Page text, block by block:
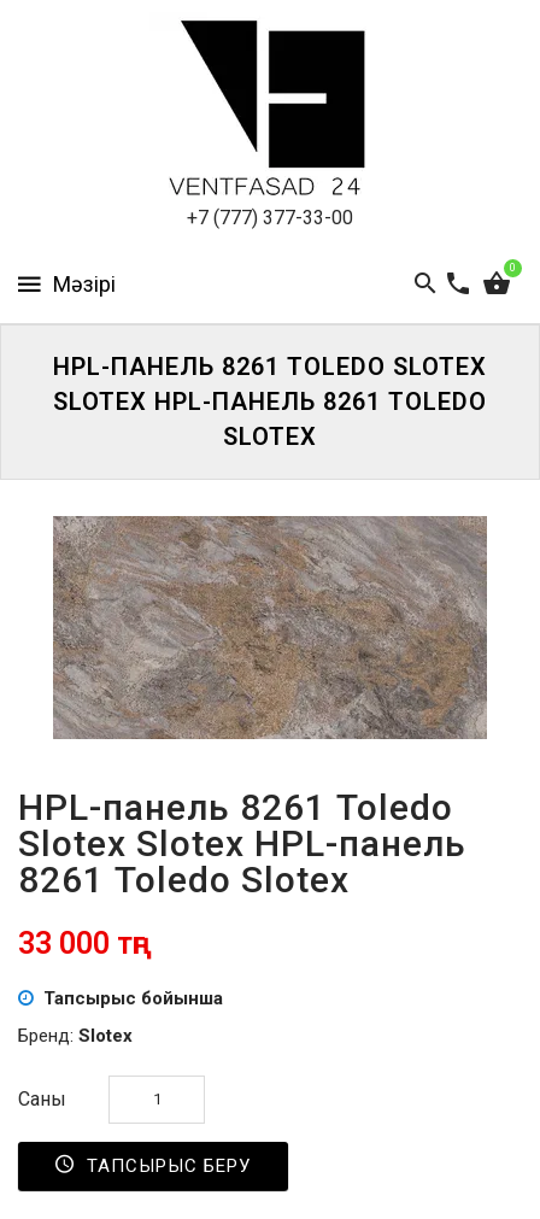
+7 (777) 377-33-00
0
ПАНЕЛИ
КІРІҢІЗ
ПАРОЛЬДІ
ҰМЫТТЫҢЫЗ
БА?
HPL-ПАНЕЛЬ 8261 TOLEDO SLOTEX
SLOTEX HPL-ПАНЕЛЬ 8261 TOLEDO
SLOTEX
HPL-панель 8261 Toledo
Slotex Slotex HPL-панель
8261 Toledo Slotex
33 000 тңг
Тапсырыс бойынша
Бренд: Slotex
Саны
ТАПСЫРЫС БЕРУ